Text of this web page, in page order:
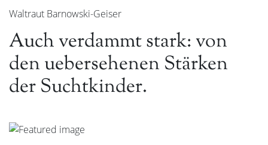
Waltraut Barnowski-Geiser
Auch verdammt stark: von
den uebersehenen Stärken
der Suchtkinder.